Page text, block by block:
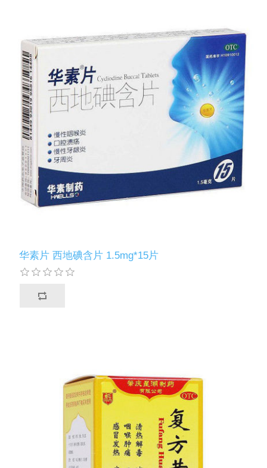
华素片 西地碘含片 1.5mg*15片